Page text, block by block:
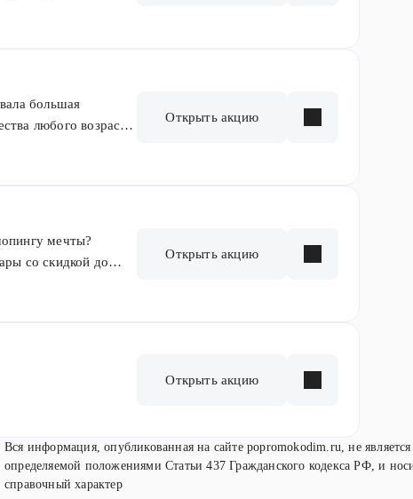
большая
любого возраста
Открыть акцию
мечты?
со скидкой до
Открыть акцию
Открыть акцию
Вся информация, опубликованная на сайте popromokodim.ru, не
определяемой положениями Статьи 437 Гражданского кодекса РФ, и
справочный характер